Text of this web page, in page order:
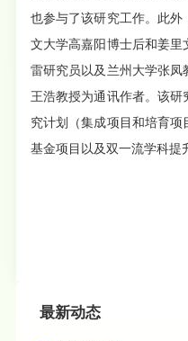
也参与了该研究工作。此外
文大学高嘉阳博士后和姜
雷研究员以及兰州大学张凤
王浩教授为通讯作者。该
究计划（集成项目和培育
基金项目以及双一流学科提
最新动态